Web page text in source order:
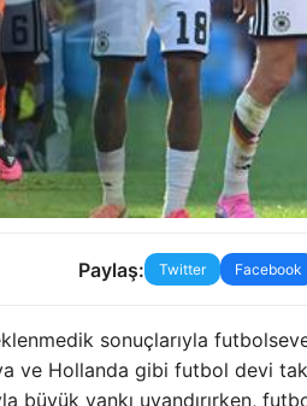
Paylaş: Twitter Facebook
sonuçlarıyla
ve Hollanda gibi futbol devi
büyük yankı uyandırırken,